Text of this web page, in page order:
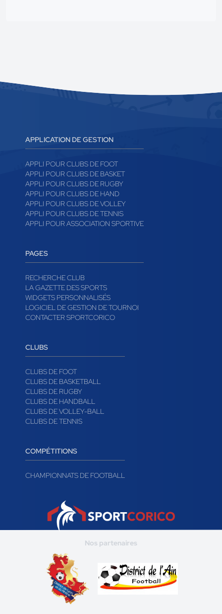
APPLICATION DE GESTION
APPLI POUR CLUBS DE FOOT
APPLI POUR CLUBS DE BASKET
APPLI POUR CLUBS DE RUGBY
APPLI POUR CLUBS DE HAND
APPLI POUR CLUBS DE VOLLEY
APPLI POUR CLUBS DE TENNIS
APPLI POUR ASSOCIATION SPORTIVE
PAGES
RECHERCHE CLUB
LA GAZETTE DES SPORTS
WIDGETS PERSONNALISÉS
LOGICIEL DE GESTION DE TOURNOI
CONTACTER SPORTCORICO
CLUBS
CLUBS DE FOOT
CLUBS DE BASKETBALL
CLUBS DE RUGBY
CLUBS DE HANDBALL
CLUBS DE VOLLEY-BALL
CLUBS DE TENNIS
COMPÉTITIONS
CHAMPIONNATS DE FOOTBALL
Nos partenaires